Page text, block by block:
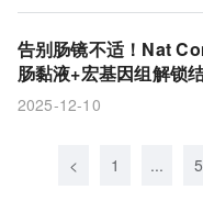
告别肠镜不适！Nat
肠黏液+宏基因组解锁
新范式
2025-12-10
< 1 ... 5